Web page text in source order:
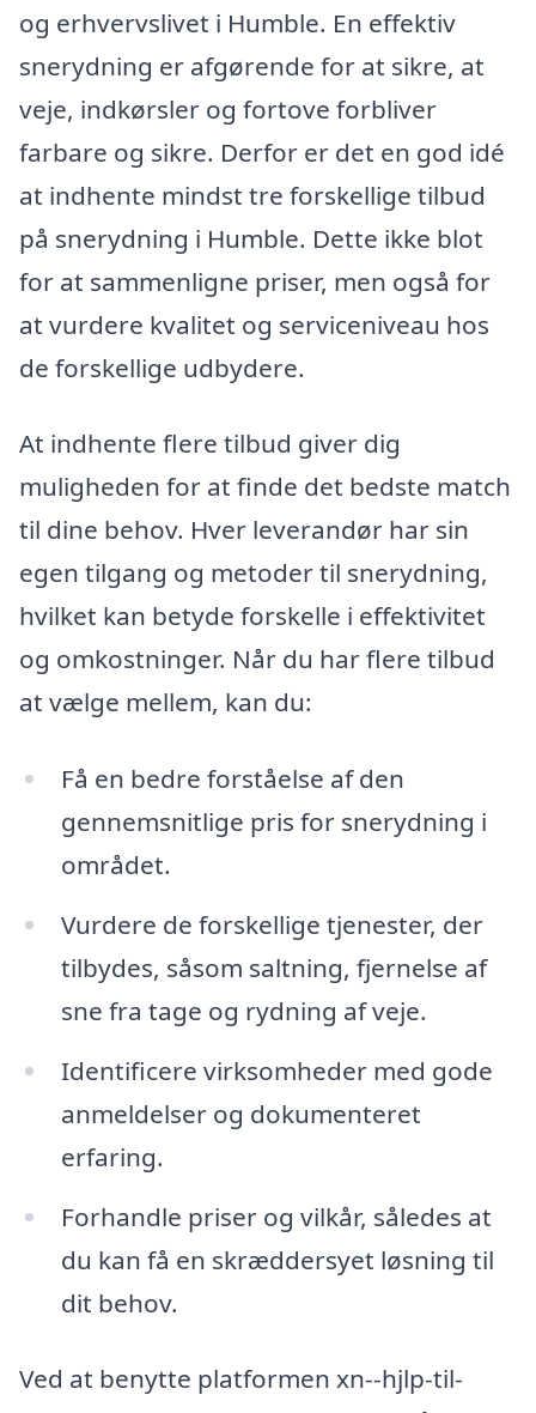
og erhvervslivet i Humble. En effektiv
snerydning er afgørende for at sikre, at
veje, indkørsler og fortove forbliver
farbare og sikre. Derfor er det en god idé
at indhente mindst tre forskellige tilbud
på snerydning i Humble. Dette ikke blot
for at sammenligne priser, men også for
at vurdere kvalitet og serviceniveau hos
de forskellige udbydere.
At indhente flere tilbud giver dig
muligheden for at finde det bedste match
til dine behov. Hver leverandør har sin
egen tilgang og metoder til snerydning,
hvilket kan betyde forskelle i effektivitet
og omkostninger. Når du har flere tilbud
at vælge mellem, kan du:
Få en bedre forståelse af den
gennemsnitlige pris for snerydning i
området.
Vurdere de forskellige tjenester, der
tilbydes, såsom saltning, fjernelse af
sne fra tage og rydning af veje.
Identificere virksomheder med gode
anmeldelser og dokumenteret
erfaring.
Forhandle priser og vilkår, således at
du kan få en skræddersyet løsning til
dit behov.
Ved at benytte platformen xn--hjlp-til-